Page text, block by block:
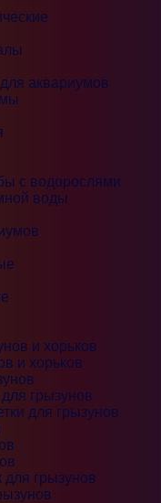
аквариумов
с водорослями
воды
и хорьков
грызунов
для грызунов
для грызунов